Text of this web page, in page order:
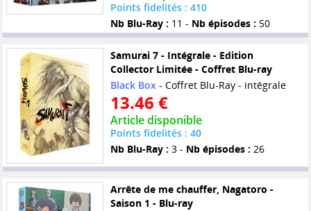
Points fidelités : 410
Nb Blu-Ray : 11 - Nb épisodes : 50
Samurai 7 - Intégrale - Edition
Collector Limitée - Coffret Blu-ray
Black Box - Coffret Blu-Ray - intégrale
13.46 €
Article disponible
Points fidelités : 40
Nb Blu-Ray : 3 - Nb épisodes : 26
Arrête de me chauffer, Nagatoro -
Saison 1 - Blu-ray